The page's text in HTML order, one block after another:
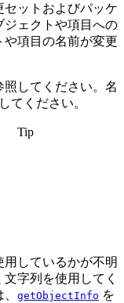
ットおよびパッケ
ジェクトや項目への
項目の名前が変更
照してください。名
てください。
Tip
しているかが不明
字列を使用してく
getObjectInfo を